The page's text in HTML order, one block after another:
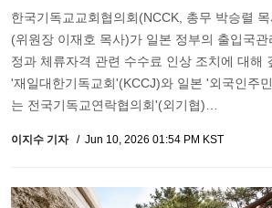
한국기독교교회협의회(NCCK, 총무 박승렬
(위원장 이재호 목사)가 일본 정부의 출입국
정과 체류자격 관련 수수료 인상 조치에 대해
'재일대한기독교회'(KCCJ)와 일본 '외국인주
는 전국기독교연락협의회'(외기협)…
이지수 기자 Jun 10, 2026 01:54 PM KST